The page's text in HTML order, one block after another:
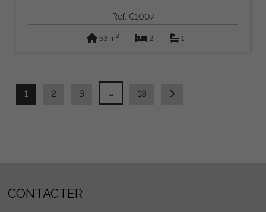
Ref: C1007
53 m2 2 1
1 2 3 ... 13
CONTACTER